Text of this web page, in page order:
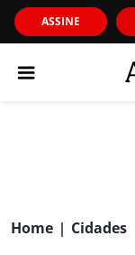
ASSINE
Home | Cidades